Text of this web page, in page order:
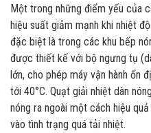
Một trong những điểm yếu của
hiệu suất giảm mạnh khi nhiệt
đặc biệt là trong các khu bếp
được thiết kế với bộ ngưng tụ
lớn, cho phép máy vận hành ổn
tới 40°C. Quạt giải nhiệt dàn
nóng ra ngoài một cách hiệu
vào tình trạng quá tải nhiệt.